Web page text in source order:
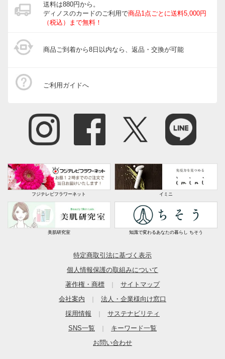
送料は880円から。
ディノスのカードのご利用で商品1点ごとに送料5,000円
（税込）まで無料！
商品ご到着から8日以内なら、返品・交換が可能
ご利用ガイドへ
フジテレビフラワーネット イミニ
美肌研究室 知識で変わるあなたの暮らし ちそう
特定商取引法に基づく表示
個人情報保護の取組みについて
著作権・商標
サイトマップ
会社案内
法人・企業様向け窓口
採用情報
サステナビリティ
SNS一覧
キーワード一覧
お問い合わせ